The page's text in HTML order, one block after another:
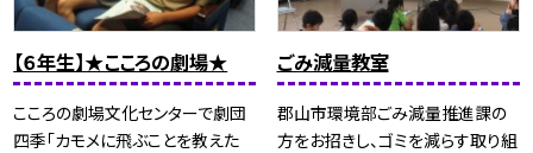
【６年生】★こころの劇場★
こころの劇場文化センターで劇団
四季「カモメに飛ぶことを教えた
ごみ減量教室
郡山市環境部ごみ減量推進課の
方をお招きし、ゴミを減らす取り組